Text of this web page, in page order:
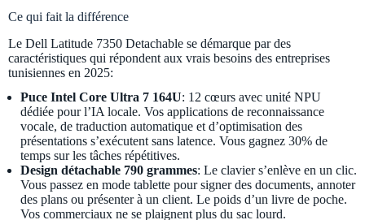
Ce qui fait la différence
Le Dell Latitude 7350 Detachable se démarque par des
caractéristiques qui répondent aux vrais besoins des entreprises
tunisiennes en 2025:
Puce Intel Core Ultra 7 164U: 12 cœurs avec unité NPU
dédiée pour l’IA locale. Vos applications de reconnaissance
vocale, de traduction automatique et d’optimisation des
présentations s’exécutent sans latence. Vous gagnez 30% de
temps sur les tâches répétitives.
Design détachable 790 grammes: Le clavier s’enlève en un clic.
Vous passez en mode tablette pour signer des documents, annoter
des plans ou présenter à un client. Le poids d’un livre de poche.
Vos commerciaux ne se plaignent plus du sac lourd.